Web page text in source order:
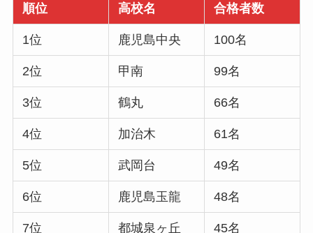
順位 高校名 合格者数
1位 鹿児島中央 100名
2位 甲南 99名
3位 鶴丸 66名
4位 加治木 61名
5位 武岡台 49名
6位 鹿児島玉龍 48名
7位 都城泉ヶ丘 45名